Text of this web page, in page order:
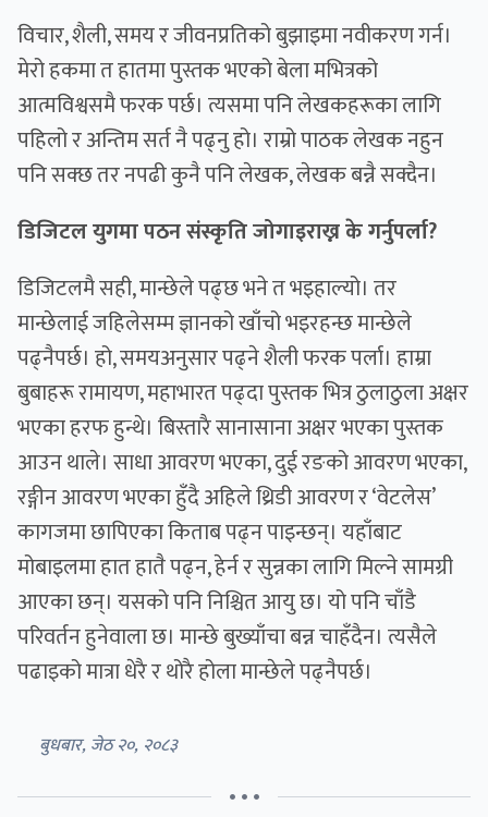
विचार, शैली, समय र जीवनप्रतिको बुझाइमा नवीकरण गर्न।
मेरो हकमा त हातमा पुस्तक भएको बेला मभित्रको
आत्मविश्वसमै फरक पर्छ। त्यसमा पनि लेखकहरूका लागि
पहिलो र अन्तिम सर्त नै पढ्नु हो। राम्रो पाठक लेखक नहुन
पनि सक्छ तर नपढी कुनै पनि लेखक, लेखक बन्नै सक्दैन।
डिजिटल युगमा पठन संस्कृति जोगाइराख्न के गर्नुपर्ला?
डिजिटलमै सही, मान्छेले पढ्छ भने त भइहाल्यो। तर
मान्छेलाई जहिलेसम्म ज्ञानको खाँचो भइरहन्छ मान्छेले
पढ्नैपर्छ। हो, समयअनुसार पढ्ने शैली फरक पर्ला। हाम्रा
बुबाहरू रामायण, महाभारत पढ्दा पुस्तक भित्र ठुलाठुला अक्षर
भएका हरफ हुन्थे। बिस्तारै सानासाना अक्षर भएका पुस्तक
आउन थाले। साधा आवरण भएका, दुई रङको आवरण भएका,
रङ्गीन आवरण भएका हुँदै अहिले थ्रिडी आवरण र ‘वेटलेस’
कागजमा छापिएका किताब पढ्न पाइन्छन्। यहाँबाट
मोबाइलमा हात हातै पढ्न, हेर्न र सुन्नका लागि मिल्ने सामग्री
आएका छन्। यसको पनि निश्चित आयु छ। यो पनि चाँडै
परिवर्तन हुनेवाला छ। मान्छे बुख्याँचा बन्न चाहँदैन। त्यसैले
पढाइको मात्रा धेरै र थोरै होला मान्छेले पढ्नैपर्छ।
बुधबार, जेठ २०, २०८३
• • •